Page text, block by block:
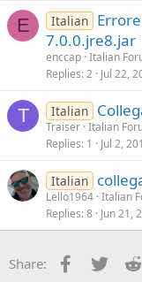
E Italian
7.0.0.jre8.jar
enccap Italian
Replies 2 Jul 22,
T Italian
Traiser Italian
Replies 1 Jul 2,
Italian
Lello1964 Italian
Replies 8 Jun 21,
Share: Facebook